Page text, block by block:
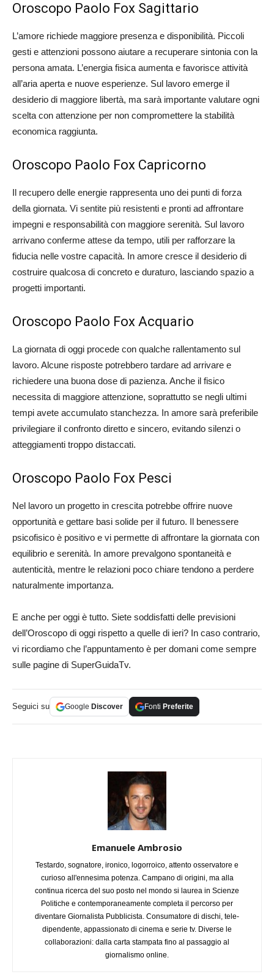
Oroscopo Paolo Fox Sagittario
L’amore richiede maggiore presenza e disponibilità. Piccoli
gesti e attenzioni possono aiutare a recuperare sintonia con la
persona amata. L’energia fisica aumenta e favorisce attività
all’aria aperta e nuove esperienze. Sul lavoro emerge il
desiderio di maggiore libertà, ma sarà importante valutare ogni
scelta con attenzione per non compromettere la stabilità
economica raggiunta.
Oroscopo Paolo Fox Capricorno
Il recupero delle energie rappresenta uno dei punti di forza
della giornata. Vi sentite più resistenti e pronti ad affrontare
impegni e responsabilità con maggiore serenità. Sul lavoro
arrivano conferme attese da tempo, utili per rafforzare la
fiducia nelle vostre capacità. In amore cresce il desiderio di
costruire qualcosa di concreto e duraturo, lasciando spazio a
progetti importanti.
Oroscopo Paolo Fox Acquario
La giornata di oggi procede con qualche rallentamento sul
lavoro. Alcune risposte potrebbero tardare ad arrivare e
richiedere una buona dose di pazienza. Anche il fisico
necessita di maggiore attenzione, soprattutto se negli ultimi
tempi avete accumulato stanchezza. In amore sarà preferibile
privilegiare il confronto diretto e sincero, evitando silenzi o
atteggiamenti troppo distaccati.
Oroscopo Paolo Fox Pesci
Nel lavoro un progetto in crescita potrebbe offrire nuove
opportunità e gettare basi solide per il futuro. Il benessere
psicofisico è positivo e vi permette di affrontare la giornata con
equilibrio e serenità. In amore prevalgono spontaneità e
autenticità, mentre le relazioni poco chiare tendono a perdere
naturalmente importanza.
E anche per oggi è tutto. Siete soddisfatti delle previsioni
dell’Oroscopo di oggi rispetto a quelle di ieri? In caso contrario,
vi ricordiamo che l’appuntamento è per domani come sempre
sulle pagine di SuperGuidaTv.
Seguici su Google Discover Fonti Preferite
Emanuele Ambrosio
Testardo, sognatore, ironico, logorroico, attento osservatore e
curioso all'ennesima potenza. Campano di origini, ma alla
continua ricerca del suo posto nel mondo si laurea in Scienze
Politiche e contemporaneamente completa il percorso per
diventare Giornalista Pubblicista. Consumatore di dischi, tele-
dipendente, appassionato di cinema e serie tv. Diverse le
collaborazioni: dalla carta stampata fino al passaggio al
giornalismo online.